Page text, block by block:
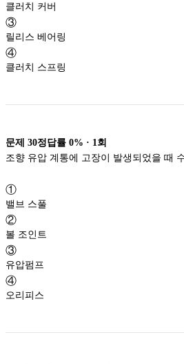
클러치 커버
③
릴리스 베어링
④
클러치 스프링
문제 30정답률 0% · 1 회
조향 유압 계통에 고장이 발생되었을 때
①
밸브 스풀
②
볼 조인트
③
유압펌프
④
오리피스